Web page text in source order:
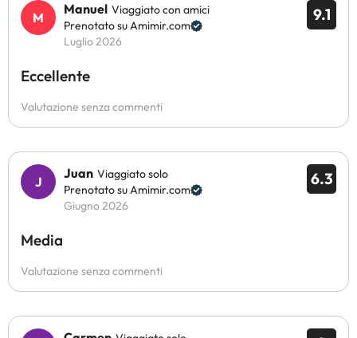
9.1
Manuel Viaggiato con amici
Prenotato su Amimir.com
Luglio 2026
Eccellente
Valutazione senza commenti
6.3
Juan Viaggiato solo
Prenotato su Amimir.com
Giugno 2026
Media
Valutazione senza commenti